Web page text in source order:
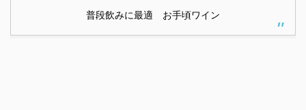
普段飲みに最適 お手頃ワイン